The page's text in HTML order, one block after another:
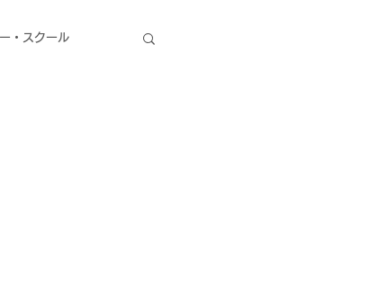
・スクール